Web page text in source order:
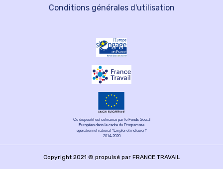
Conditions générales d'utilisation
Ce dispositif est cofinancé par le Fonds Social
Européen dans le cadre du Programme
opérationnel national "Emploi et inclusion"
2014-2020
Copyright 2021 © propulsé par FRANCE TRAVAIL